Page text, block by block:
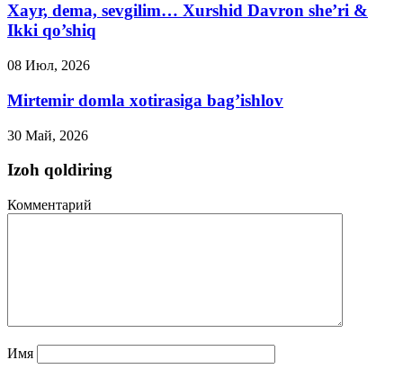
Xayr, dema, sevgilim… Xurshid Davron she’ri &
Ikki qo’shiq
08 Июл, 2026
Mirtemir domla xotirasiga bag’ishlov
30 Май, 2026
Izoh qoldiring
Комментарий
Имя